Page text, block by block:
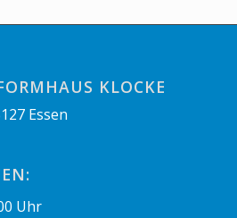
KLOCKE
Essen
Uhr